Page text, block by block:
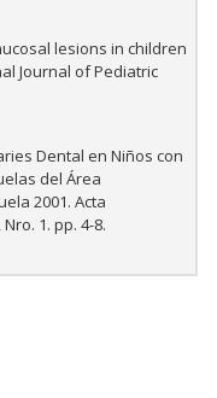
lesions in children
Journal of Pediatric
Dental en Niños con
del Área
2001. Acta
1. pp. 4-8.